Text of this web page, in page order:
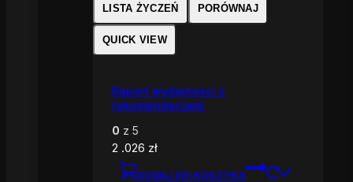
LISTA ŻYCZEŃ PORÓWNAJ
QUICK VIEW
Raport wydajności z
rekomendacjami
0 z 5
2 .026 zł
DODAJ DO KOSZYKA